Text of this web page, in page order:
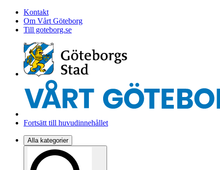
Kontakt
Om Vårt Göteborg
Till goteborg.se
Fortsätt till huvudinnehållet
Alla kategorier